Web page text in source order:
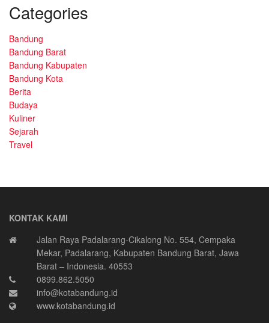
Categories
Bandung
Bandung Barat
Bandung Kabupaten
Bandung Kota
Berita
Budaya
Kuliner
Sejarah
Travel
KONTAK KAMI
Jalan Raya Padalarang-Cikalong No. 554, Cempaka
Mekar, Padalarang, Kabupaten Bandung Barat, Jawa
Barat – Indonesia. 40553
0899.862.5050
info@kotabandung.id
www.kotabandung.id